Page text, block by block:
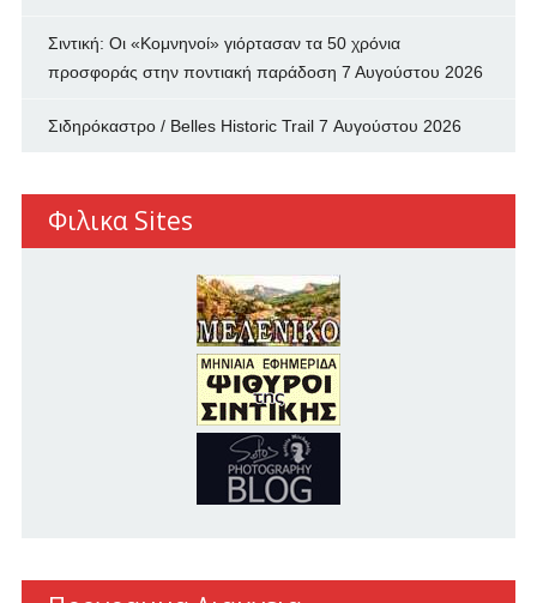
Σιντική: Οι «Κομνηνοί» γιόρτασαν τα 50 χρόνια
προσφοράς στην ποντιακή παράδοση 7 Αυγούστου 2026
Σιδηρόκαστρο / Belles Historic Trail 7 Αυγούστου 2026
Φιλικα Sites